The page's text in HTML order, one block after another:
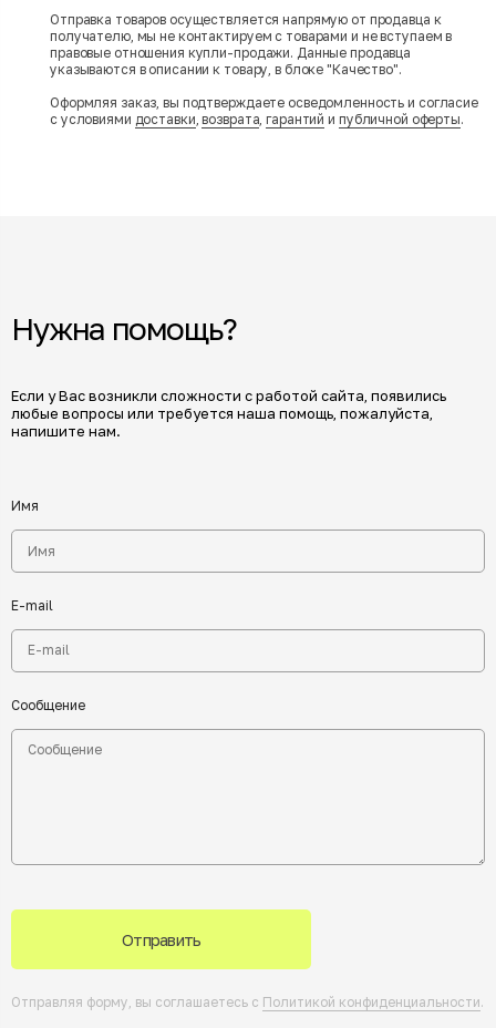
Отправка товаров осуществляется напрямую от продавца к
получателю, мы не контактируем с товарами и не вступаем в
правовые отношения купли-продажи. Данные продавца
указываются в описании к товару, в блоке "Качество".
Оформляя заказ, вы подтверждаете осведомленность и согласие
с условиями доставки,возврата,гарантий и публичной оферты.
Нужна помощь?
Если у Вас возникли сложности с работой сайта, появились
любые вопросы или требуется наша помощь, пожалуйста,
напишите нам.
Имя
E-mail
Сообщение
Отправить
Отправляя форму, вы соглашаетесь с Политикой конфиденциальности.